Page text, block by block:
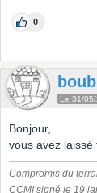
0
Le 31/
Bonjour,
vous avez
Compromis du
CCMI signé le 19